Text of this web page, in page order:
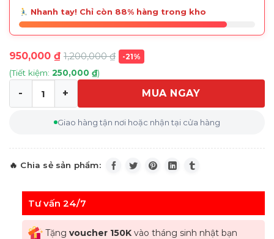
Nhanh tay! Chỉ còn 88% hàng trong kho
950,000 ₫ 1,200,000₫ -21%
(Tiết kiệm: 250,000 ₫)
Bình Hoa Nachtmann Sphere 99098 VASE 20 CM số
MUA NGAY
Giao hàng tận nơi hoặc nhận tại cửa hàng
Tư vấn 24/7
Tặng voucher 150Kvào tháng sinh nhật bạn